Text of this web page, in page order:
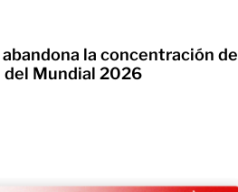
la concentración de
del Mundial 2026